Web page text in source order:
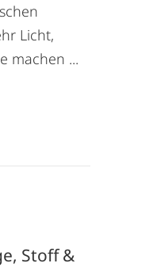
Licht,
machen ...
Stoff &